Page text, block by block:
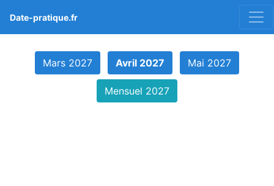
Date-pratique.fr
Mars 2027 Avril 2027 Mai 2027
Mensuel 2027